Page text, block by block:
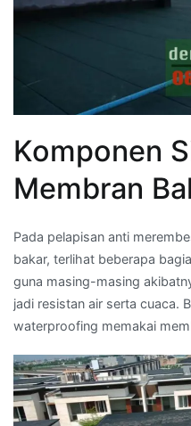
Komponen
Membran
Pada pelapisan anti
bakar, terlihat beberapa
guna masing-masing
jadi resistan air serta cuaca.
waterproofing memakai